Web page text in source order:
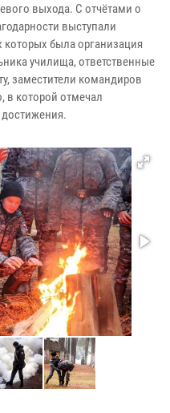
выхода. С отчётами о
выступали
которых была организация
училища, ответственные
заместители командиров
в которой отмечал